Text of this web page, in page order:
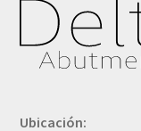
Ubicación: